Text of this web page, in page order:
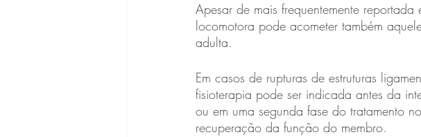
Apesar de mais frequentemente
locomotora pode acometer também
adulta.
Em casos de rupturas de estruturas
fisioterapia pode ser indicada antes da
ou em uma segunda fase do tratamento
recuperação da função do membro.